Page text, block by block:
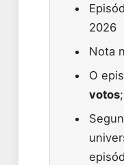
2026
Nota
O
votos